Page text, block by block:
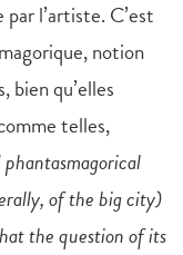
l’artiste. C’est
notion
bien qu’elles
telles,
of the big city)
the question of its